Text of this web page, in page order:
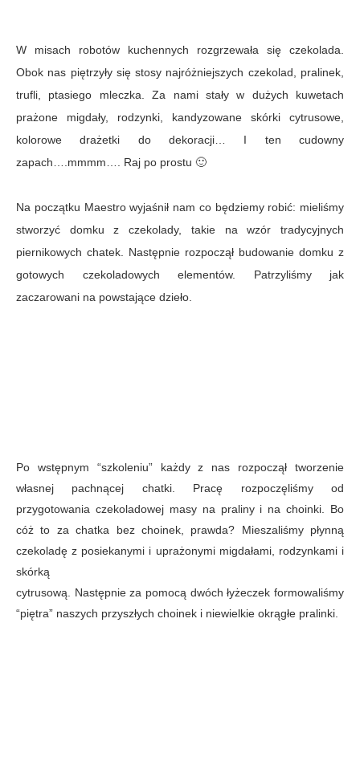
W misach robotów kuchennych rozgrzewała się czekolada.
Obok nas piętrzyły się stosy najróżniejszych czekolad, pralinek,
trufli, ptasiego mleczka. Za nami stały w dużych kuwetach
prażone migdały, rodzynki, kandyzowane skórki cytrusowe,
kolorowe drażetki do dekoracji… I ten cudowny
zapach….mmmm…. Raj po prostu 🙂
Na początku Maestro wyjaśnił nam co będziemy robić: mieliśmy
stworzyć domku z czekolady, takie na wzór tradycyjnych
piernikowych chatek. Następnie rozpoczął budowanie domku z
gotowych czekoladowych elementów. Patrzyliśmy jak
zaczarowani na powstające dzieło.
Po wstępnym “szkoleniu” każdy z nas rozpoczął tworzenie
własnej pachnącej chatki. Pracę rozpoczęliśmy od
przygotowania czekoladowej masy na praliny i na choinki. Bo
cóż to za chatka bez choinek, prawda? Mieszaliśmy płynną
czekoladę z posiekanymi i uprażonymi migdałami, rodzynkami i
skórką
cytrusową. Następnie za pomocą dwóch łyżeczek formowaliśmy
“piętra” naszych przyszłych choinek i niewielkie okrągłe pralinki.